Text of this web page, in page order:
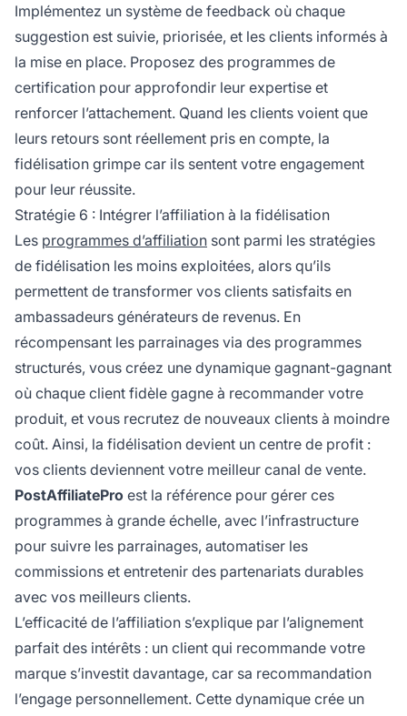
Implémentez un système de feedback où chaque
suggestion est suivie, priorisée, et les clients informés à
la mise en place. Proposez des programmes de
certification pour approfondir leur expertise et
renforcer l’attachement. Quand les clients voient que
leurs retours sont réellement pris en compte, la
fidélisation grimpe car ils sentent votre engagement
pour leur réussite.
Stratégie 6 : Intégrer l’affiliation à la fidélisation
Les programmes d’affiliation sont parmi les stratégies
de fidélisation les moins exploitées, alors qu’ils
permettent de transformer vos clients satisfaits en
ambassadeurs générateurs de revenus. En
récompensant les parrainages via des programmes
structurés, vous créez une dynamique gagnant-gagnant
où chaque client fidèle gagne à recommander votre
produit, et vous recrutez de nouveaux clients à moindre
coût. Ainsi, la fidélisation devient un centre de profit :
vos clients deviennent votre meilleur canal de vente.
PostAffiliatePro est la référence pour gérer ces
programmes à grande échelle, avec l’infrastructure
pour suivre les parrainages, automatiser les
commissions et entretenir des partenariats durables
avec vos meilleurs clients.
L’efficacité de l’affiliation s’explique par l’alignement
parfait des intérêts : un client qui recommande votre
marque s’investit davantage, car sa recommandation
l’engage personnellement. Cette dynamique crée un